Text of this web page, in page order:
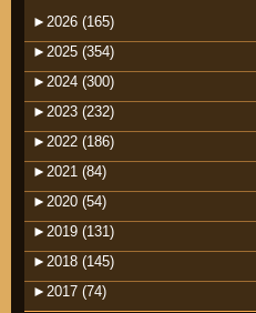
► 2026 (165)
► 2025 (354)
► 2024 (300)
► 2023 (232)
► 2022 (186)
► 2021 (84)
► 2020 (54)
► 2019 (131)
► 2018 (145)
► 2017 (74)